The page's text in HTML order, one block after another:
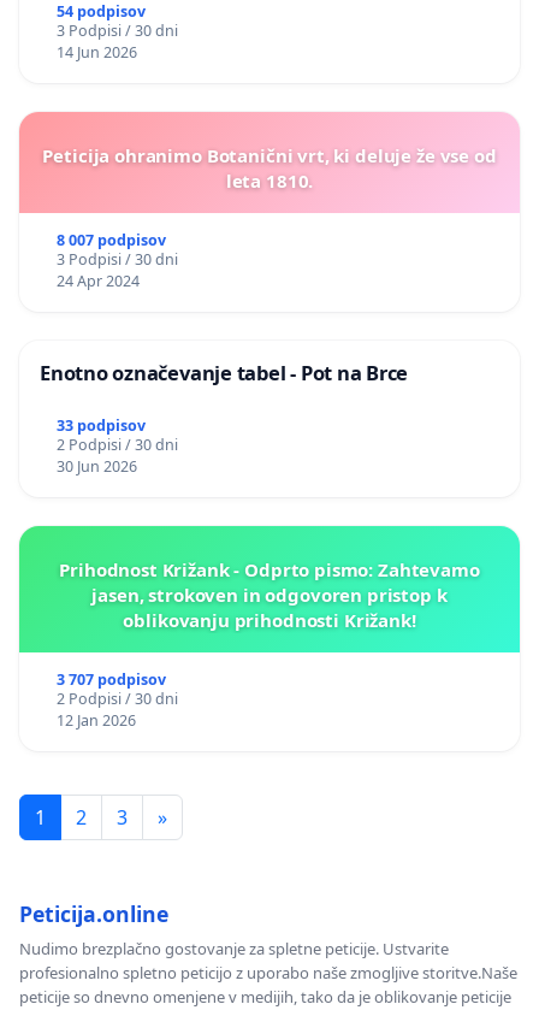
54 podpisov
3 Podpisi / 30 dni
14 Jun 2026
Peticija ohranimo Botanični vrt, ki deluje že vse od
leta 1810.
8 007 podpisov
3 Podpisi / 30 dni
24 Apr 2024
Enotno označevanje tabel - Pot na Brce
33 podpisov
2 Podpisi / 30 dni
30 Jun 2026
Prihodnost Križank - Odprto pismo: Zahtevamo
jasen, strokoven in odgovoren pristop k
oblikovanju prihodnosti Križank!
3 707 podpisov
2 Podpisi / 30 dni
12 Jan 2026
1 2 3 »
Peticija.online
Nudimo brezplačno gostovanje za spletne peticije. Ustvarite
profesionalno spletno peticijo z uporabo naše zmogljive storitve.Naše
peticije so dnevno omenjene v medijih, tako da je oblikovanje peticije